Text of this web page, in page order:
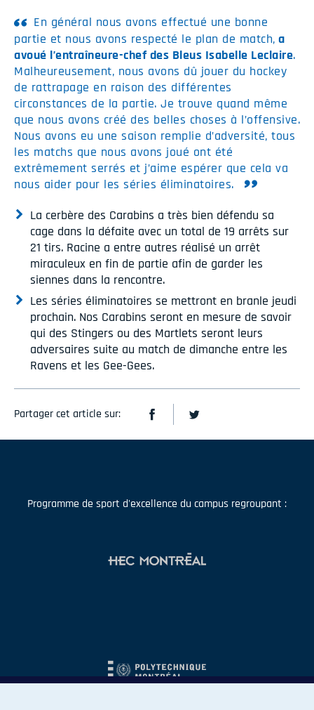
En général nous avons effectué une bonne
partie et nous avons respecté le plan de match, a
avoué l’entraîneure-chef des Bleus Isabelle Leclaire.
Malheureusement, nous avons dû jouer du hockey
de rattrapage en raison des différentes
circonstances de la partie. Je trouve quand même
que nous avons créé des belles choses à l’offensive.
Nous avons eu une saison remplie d’adversité, tous
les matchs que nous avons joué ont été
extrêmement serrés et j’aime espérer que cela va
nous aider pour les séries éliminatoires.
La cerbère des Carabins a très bien défendu sa
cage dans la défaite avec un total de 19 arrêts sur
21 tirs. Racine a entre autres réalisé un arrêt
miraculeux en fin de partie afin de garder les
siennes dans la rencontre.
Les séries éliminatoires se mettront en branle jeudi
prochain. Nos Carabins seront en mesure de savoir
qui des Stingers ou des Martlets seront leurs
adversaires suite au match de dimanche entre les
Ravens et les Gee-Gees.
Partager cet article sur:
Programme de sport d'excellence du campus regroupant :